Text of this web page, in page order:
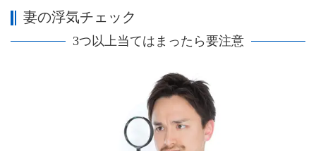
妻の浮気チェック
3つ以上当てはまったら要注意